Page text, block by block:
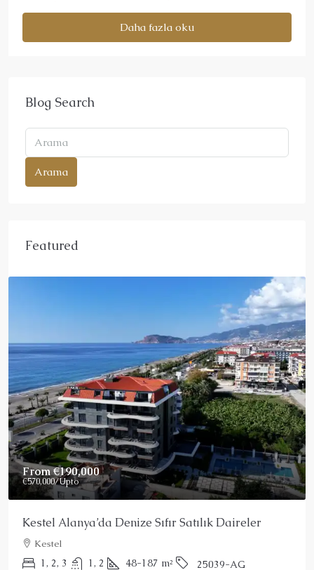
Daha fazla oku
Blog Search
Arama
Featured
From€190,000
€570,000/Upto
Kestel Alanya’da Denize Sıfır Satılık Daireler
Kestel
1, 2, 3 1, 2 48-187 m² 25039-AG